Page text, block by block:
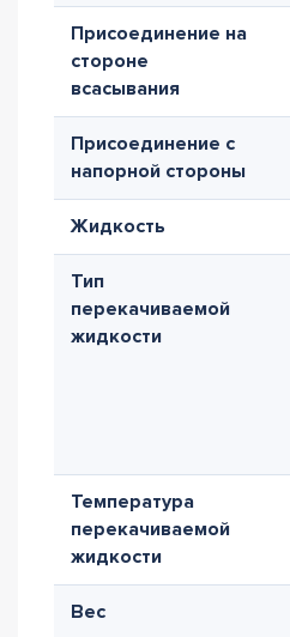
Присоединение на
стороне
всасывания
Присоединение с
напорной стороны
Жидкость
Тип
перекачиваемой
жидкости
Температура
перекачиваемой
жидкости
Вес